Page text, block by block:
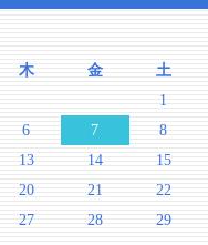
木 金
土
1
6 7
8
13 14
15
20 21
22
27 28
29